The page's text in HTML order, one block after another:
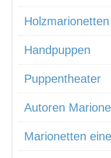
Holzmarionetten
Handpuppen
Puppentheater
Autoren
Marionetten